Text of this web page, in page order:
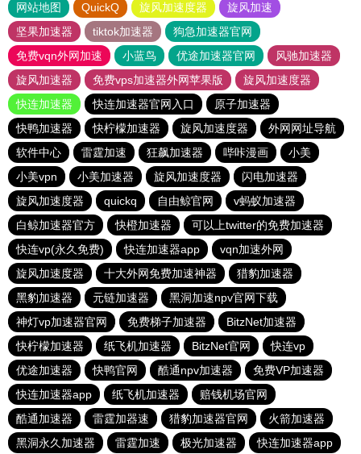
网站地图 QuickQ 旋风加速度器
旋风加速
坚果加速器
tiktok加速器
狗急加速器官网
免费vqn外网加速
小蓝鸟 优途加速器官网
风驰加速器
旋风加速器
免费vps加速器外网苹果版
旋风加速度器
快连加速器
快连加速器官网入口
原子加速器
快鸭加速器
快柠檬加速器 旋风加速度器
外网网址导航
软件中心
雷霆加速 狂飙加速器 哔咔漫画
小美
小美vpn
小美加速器 旋风加速度器
闪电加速器
旋风加速度器
quickq 自由鲸官网
v蚂蚁加速器
白鲸加速器官方
快橙加速器
可以上twitter的免费加速器
快连vp(永久免费)
快连加速器app
vqn加速外网
旋风加速度器
十大外网免费加速神器
猎豹加速器
黑豹加速器
元链加速器
黑洞加速npv官网下载
神灯vp加速器官网
免费梯子加速器
BitzNet加速器
快柠檬加速器
纸飞机加速器 BitzNet官网
快连vp
优途加速器
快鸭官网 酷通npv加速器
免费VP加速器
快连加速器app
纸飞机加速器
赔钱机场官网
酷通加速器
雷霆加器速 猎豹加速器官网
火箭加速器
黑洞永久加速器
雷霆加速 极光加速器 快连加速器app